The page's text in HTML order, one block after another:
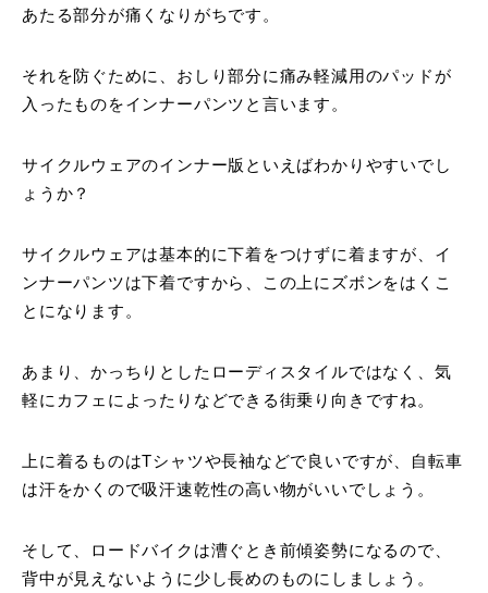
あたる部分が痛くなりがちです。
それを防ぐために、おしり部分に痛み軽減用のパッドが
入ったものをインナーパンツと言います。
サイクルウェアのインナー版といえばわかりやすいでし
ょうか？
サイクルウェアは基本的に下着をつけずに着ますが、イ
ンナーパンツは下着ですから、この上にズボンをはくこ
とになります。
あまり、かっちりとしたローディスタイルではなく、気
軽にカフェによったりなどできる街乗り向きですね。
上に着るものはTシャツや長袖などで良いですが、自転車
は汗をかくので吸汗速乾性の高い物がいいでしょう。
そして、ロードバイクは漕ぐとき前傾姿勢になるので、
背中が見えないように少し長めのものにしましょう。